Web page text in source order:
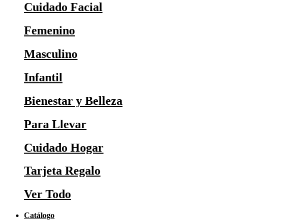
Cuidado Facial
Femenino
Masculino
Infantil
Bienestar y Belleza
Para Llevar
Cuidado Hogar
Tarjeta Regalo
Ver Todo
Catálogo